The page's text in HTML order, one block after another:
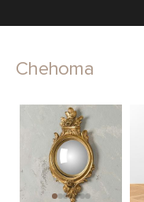
Chehoma